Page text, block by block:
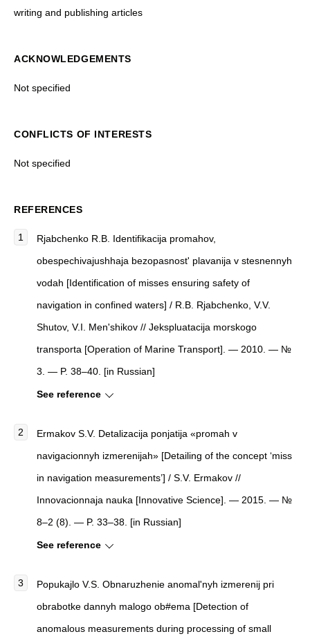
writing and publishing articles
ACKNOWLEDGEMENTS
Not specified
CONFLICTS OF INTERESTS
Not specified
REFERENCES
Rjabchenko R.B. Identifikacija promahov,
obespechivajushhaja bezopasnost' plavanija v stesnennyh
vodah [Identification of misses ensuring safety of
navigation in confined waters] / R.B. Rjabchenko, V.V.
Shutov, V.I. Men'shikov // Jekspluatacija morskogo
transporta [Operation of Marine Transport]. — 2010. — №
3. — P. 38–40. [in Russian]
See reference
Ermakov S.V. Detalizacija ponjatija «promah v
navigacionnyh izmerenijah» [Detailing of the concept ‘miss
in navigation measurements’] / S.V. Ermakov //
Innovacionnaja nauka [Innovative Science]. — 2015. — №
8–2 (8). — P. 33–38. [in Russian]
See reference
Popukajlo V.S. Obnaruzhenie anomal'nyh izmerenij pri
obrabotke dannyh malogo ob#ema [Detection of
anomalous measurements during processing of small